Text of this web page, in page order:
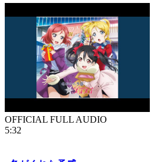
OFFICIAL FULL AUDIO
5:32